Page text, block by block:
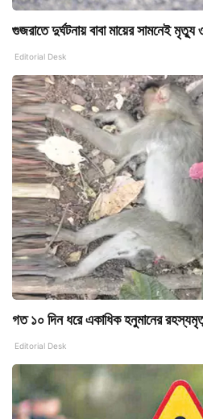
গুজরাতে দুর্ঘটনায় বাবা মায়ের সামনেই মৃত্যু
Editorial Desk
গত ১০ দিন ধরে একাধিক হনুমানের
Editorial Desk